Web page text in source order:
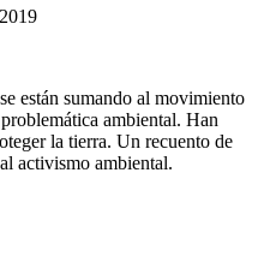
están sumando al movimiento
ambiental. Han
la tierra. Un recuento de
activismo ambiental.